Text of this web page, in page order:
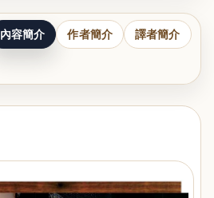
內容簡介 作者簡介 譯者簡介